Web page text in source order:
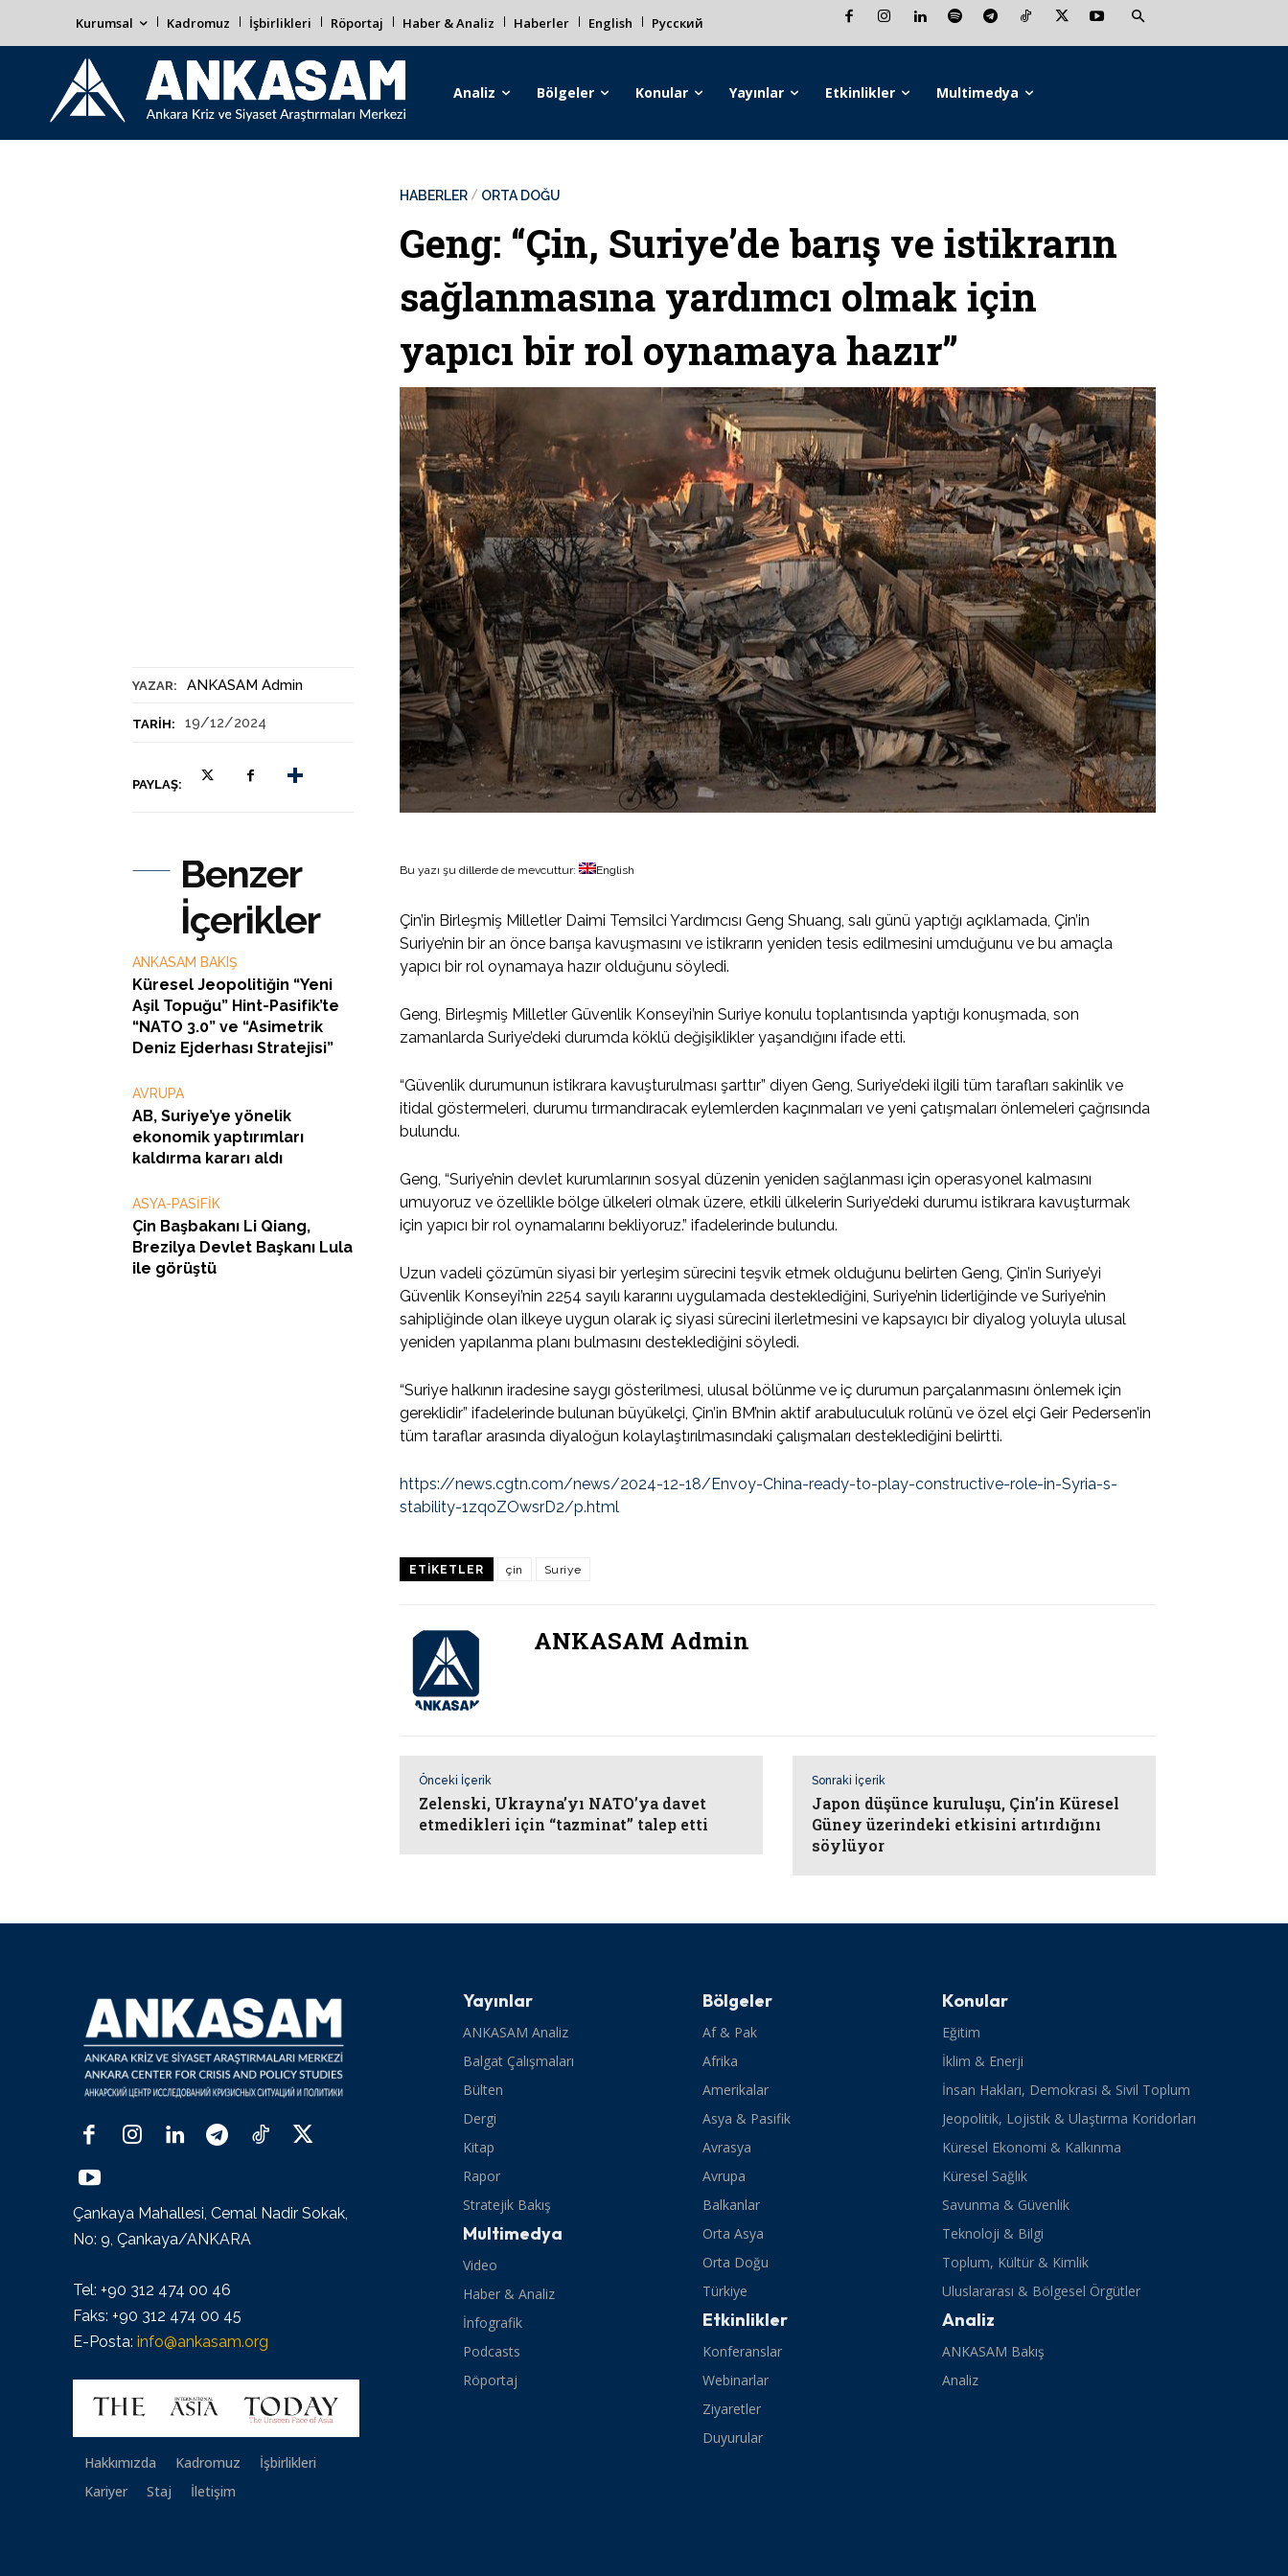
Kurumsal Kadromuz İşbirlikleri Röportaj Haber & Analiz Haberler English Русский
Analiz Bölgeler Konular Yayınlar Etkinlikler Multimedya
YAZAR: ANKASAM Admin
TARIH: 19/12/2024
PAYLAŞ:
HABERLER ORTA DOĞU
Geng: “Çin, Suriye’de barış ve istikrarın
sağlanmasına yardımcı olmak için
yapıcı bir rol oynamaya hazır”
Benzer
İçerikler
ANKASAM BAKIŞ
Küresel Jeopolitiğin “Yeni
Aşil Topuğu” Hint-Pasifik’te
“NATO 3.0” ve “Asimetrik
Deniz Ejderhası Stratejisi”
AVRUPA
AB, Suriye’ye yönelik
ekonomik yaptırımları
kaldırma kararı aldı
ASYA-PASİFİK
Çin Başbakanı Li Qiang,
Brezilya Devlet Başkanı Lula
ile görüştü
Bu yazı şu dillerde de mevcuttur: English
Çin’in Birleşmiş Milletler Daimi Temsilci Yardımcısı Geng Shuang, salı günü yaptığı açıklamada, Çin’in
Suriye’nin bir an önce barışa kavuşmasını ve istikrarın yeniden tesis edilmesini umduğunu ve bu amaçla
yapıcı bir rol oynamaya hazır olduğunu söyledi.
Geng, Birleşmiş Milletler Güvenlik Konseyi’nin Suriye konulu toplantısında yaptığı konuşmada, son
zamanlarda Suriye’deki durumda köklü değişiklikler yaşandığını ifade etti.
“Güvenlik durumunun istikrara kavuşturulması şarttır” diyen Geng, Suriye’deki ilgili tüm tarafları sakinlik ve
itidal göstermeleri, durumu tırmandıracak eylemlerden kaçınmaları ve yeni çatışmaları önlemeleri çağrısında
bulundu.
Geng, “Suriye’nin devlet kurumlarının sosyal düzenin yeniden sağlanması için operasyonel kalmasını
umuyoruz ve özellikle bölge ülkeleri olmak üzere, etkili ülkelerin Suriye’deki durumu istikrara kavuşturmak
için yapıcı bir rol oynamalarını bekliyoruz.” ifadelerinde bulundu.
Uzun vadeli çözümün siyasi bir yerleşim sürecini teşvik etmek olduğunu belirten Geng, Çin’in Suriye’yi
Güvenlik Konseyi’nin 2254 sayılı kararını uygulamada desteklediğini, Suriye’nin liderliğinde ve Suriye’nin
sahipliğinde olan ilkeye uygun olarak iç siyasi sürecini ilerletmesini ve kapsayıcı bir diyalog yoluyla ulusal
yeniden yapılanma planı bulmasını desteklediğini söyledi.
“Suriye halkının iradesine saygı gösterilmesi, ulusal bölünme ve iç durumun parçalanmasını önlemek için
gereklidir” ifadelerinde bulunan büyükelçi, Çin’in BM’nin aktif arabuluculuk rolünü ve özel elçi Geir Pedersen’in
tüm taraflar arasında diyaloğun kolaylaştırılmasındaki çalışmaları desteklediğini belirtti.
https://news.cgtn.com/news/2024-12-18/Envoy-China-ready-to-play-constructive-role-in-Syria-s-
stability-1zqoZOwsrD2/p.html
ETIKETLER çin Suriye
ANKASAM Admin
Önceki İçerik
Zelenski, Ukrayna’yı NATO’ya davet
etmedikleri için “tazminat” talep etti
Sonraki İçerik
Japon düşünce kuruluşu, Çin’in Küresel
Güney üzerindeki etkisini artırdığını
söylüyor
Çankaya Mahallesi, Cemal Nadir Sokak,
No: 9, Çankaya/ANKARA
Tel: +90 312 474 00 46
Faks: +90 312 474 00 45
E-Posta: info@ankasam.org
Hakkımızda Kadromuz
İşbirlikleri
Kariyer
Staj İletişim
Yayınlar
ANKASAM Analiz
Balgat Çalışmaları
Bülten
Dergi
Kitap
Rapor
Stratejik Bakış
Multimedya
Video
Haber & Analiz
İnfografik
Podcasts
Röportaj
Bölgeler
Af & Pak
Afrika
Amerikalar
Asya & Pasifik
Avrasya
Avrupa
Balkanlar
Orta Asya
Orta Doğu
Türkiye
Etkinlikler
Konferanslar
Webinarlar
Ziyaretler
Duyurular
Konular
Eğitim
İklim & Enerji
İnsan Hakları, Demokrasi & Sivil Toplum
Jeopolitik, Lojistik & Ulaştırma Koridorları
Küresel Ekonomi & Kalkınma
Küresel Sağlık
Savunma & Güvenlik
Teknoloji & Bilgi
Toplum, Kültür & Kimlik
Uluslararası & Bölgesel Örgütler
Analiz
ANKASAM Bakış
Analiz